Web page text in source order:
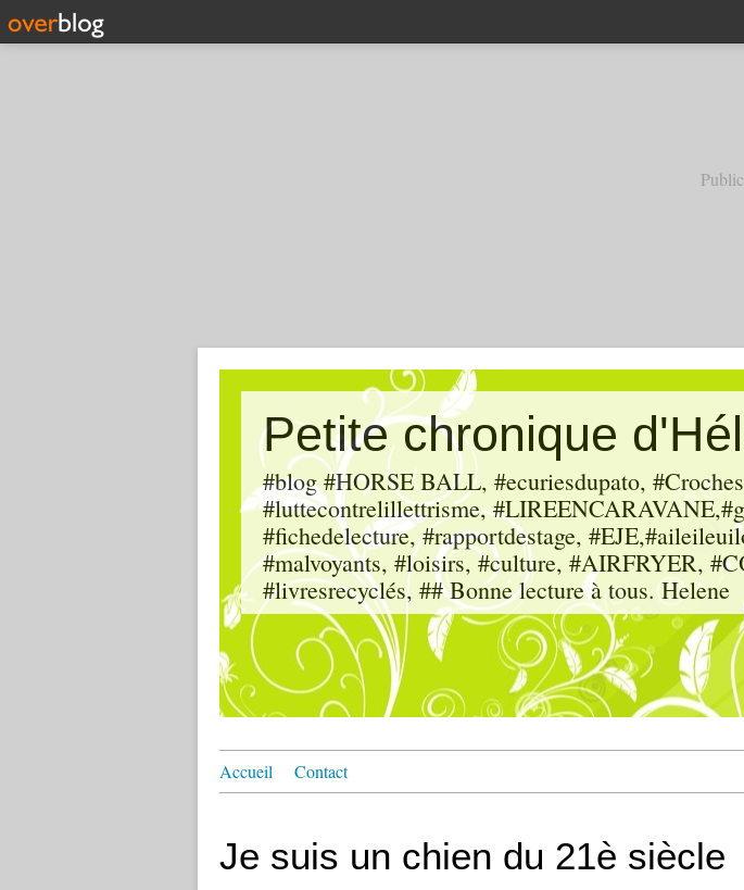
Petite chronique
#blog #HORSE BALL, #ecuriesdupato,
#luttecontrelillettrisme,
#fichedelecture, #rapportdestage,
#malvoyants, #loisirs, #culture, #AIRFRYER,
#livresrecyclés, ## Bonne lecture à tous. Helene
Accueil Contact
Je suis un chien du 21è siècle